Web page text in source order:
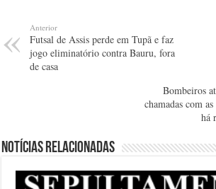
Anterior
Futsal de Assis perde em Tupã e faz
jogo eliminatório contra Bauru, fora
de casa
Bombeiros
chamadas com
há
Notícias relacionadas